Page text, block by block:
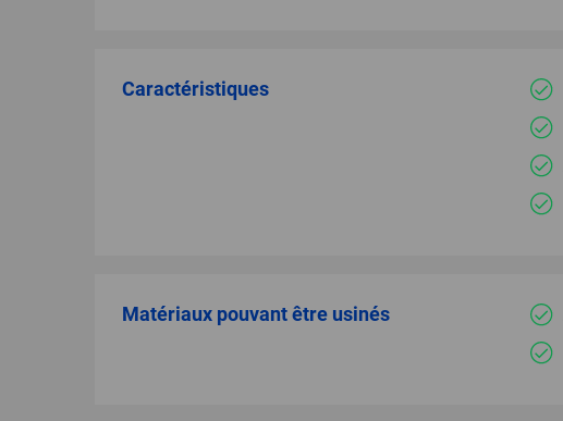
Caractéristiques
Matériaux pouvant être usinés